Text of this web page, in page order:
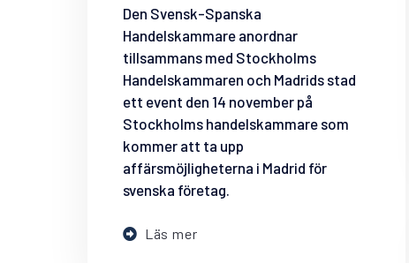
Den Svensk-Spanska
Handelskammare anordnar
tillsammans med Stockholms
Handelskammaren och Madrids stad
ett event den 14 november på
Stockholms handelskammare som
kommer att ta upp
affärsmöjligheterna i Madrid för
svenska företag.
Läs mer